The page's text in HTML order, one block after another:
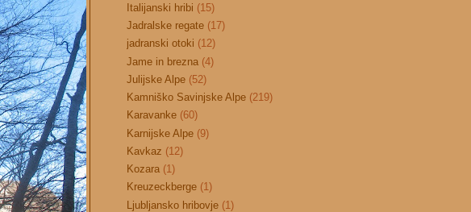
Italijanski hribi (15)
Jadralske regate (17)
jadranski otoki (12)
Jame in brezna (4)
Julijske Alpe (52)
Kamniško Savinjske Alpe (219)
Karavanke (60)
Karnijske Alpe (9)
Kavkaz (12)
Kozara (1)
Kreuzeckberge (1)
Ljubljansko hribovje (1)